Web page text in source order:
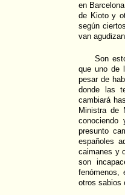
en
de Kioto y
según
van
Son
que uno de
pesar de
donde las
cambiará
Ministra de
presunto
españoles
caimanes y
son
fenómenos,
otros sabios